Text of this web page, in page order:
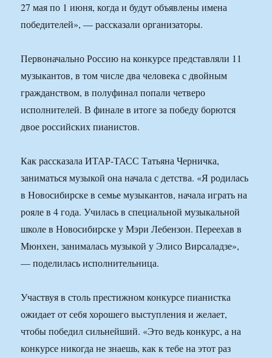
27 мая по 1 июня, когда и будут объявлены имена
победителей», — рассказали организаторы.
Первоначально Россию на конкурсе представляли 11
музыкантов, в том числе два человека с двойным
гражданством, в полуфинал попали четверо
исполнителей. В финале в итоге за победу борются
двое российских пианистов.
Как рассказала ИТАР-ТАСС Татьяна Черничка,
заниматься музыкой она начала с детства. «Я родилась
в Новосибирске в семье музыкантов, начала играть на
рояле в 4 года. Училась в специальной музыкальной
школе в Новосибирске у Мэри Лебензон. Переехав в
Мюнхен, занималась музыкой у Элисо Вирсаладзе»,
— поделилась исполнительница.
Участвуя в столь престижном конкурсе пианистка
ожидает от себя хорошего выступления и желает,
чтобы победил сильнейший. «Это ведь конкурс, а на
конкурсе никогда не знаешь, как к тебе на этот раз